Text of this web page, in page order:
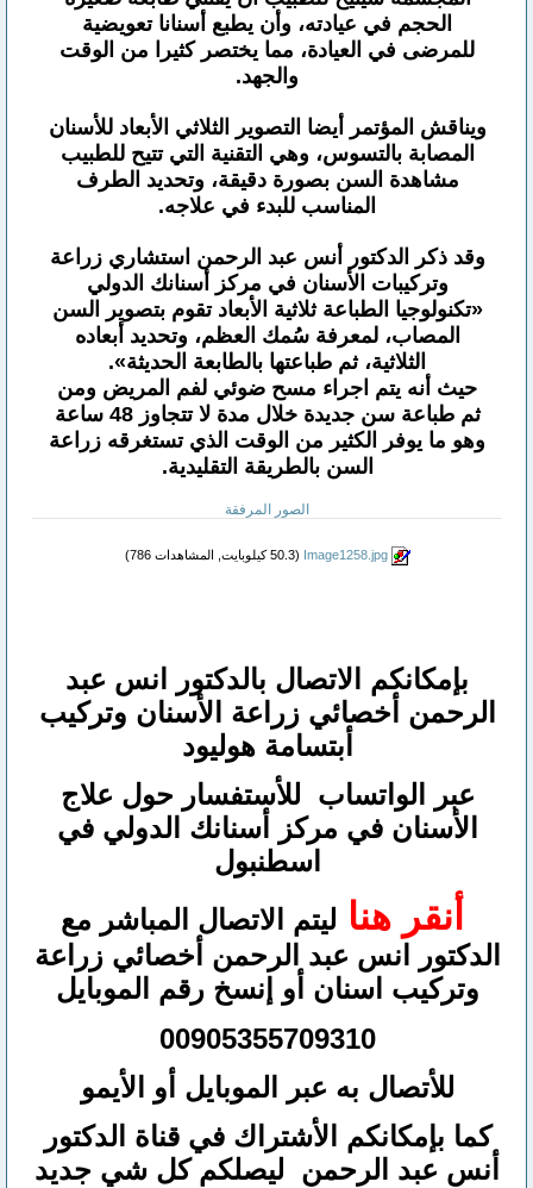
الحجم في عيادته، وأن يطبع أسنانا تعويضية
للمرضى في العيادة، مما يختصر كثيرا من الوقت
والجهد.
ويناقش المؤتمر أيضا التصوير الثلاثي الأبعاد للأسنان
المصابة بالتسوس، وهي التقنية التي تتيح للطبيب
مشاهدة السن بصورة دقيقة، وتحديد الطرف
المناسب للبدء في علاجه.
وقد ذكر الدكتور أنس عبد الرحمن استشاري زراعة
وتركيبات الأسنان في مركز أسنانك الدولي
«تكنولوجيا الطباعة ثلاثية الأبعاد تقوم بتصوير السن
المصاب، لمعرفة سُمك العظم، وتحديد أبعاده
الثلاثية، ثم طباعتها بالطابعة الحديثة».
حيث أنه يتم اجراء مسح ضوئي لفم المريض ومن
ثم طباعة سن جديدة خلال مدة لا تتجاوز 48 ساعة
وهو ما يوفر الكثير من الوقت الذي تستغرقه زراعة
السن بالطريقة التقليدية.
الصور المرفقة
Image1258.jpg‏(50.3 كيلوبايت, المشاهدات 786)
بإمكانكم
الاتصال بالدكتور انس عبد
الرحمن أخصائي زراعة الأسنان وتركيب
أبتسامة هوليود
عبر الواتساب للأستفسار حول علاج
الأسنان في مركز أسنانك الدولي في
اسطنبول
أنقر هنا ليتم الاتصال المباشر مع
الدكتور انس عبد الرحمن أخصائي زراعة
وتركيب اسنانأو إنسخ رقم الموبايل
00905355709310
للأتصالبه عبر الموبايل أو الأيمو
كما بإمكانكم الأشتراك في قناة الدكتور
أنس عبد الرحمن ليصلكم كل شي جديد